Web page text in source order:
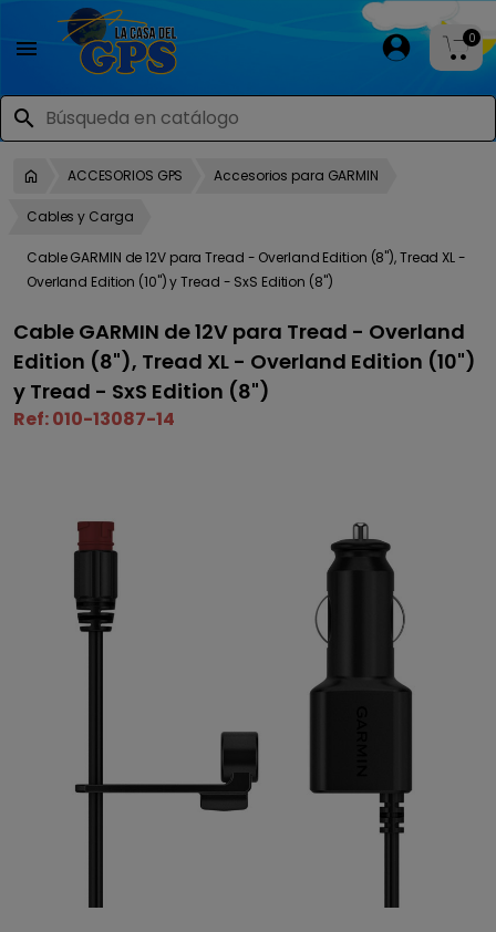

search
0
ACCESORIOS GPS Accesorios para GARMIN
Cables y Carga
Cable GARMIN de 12V para Tread - Overland Edition (8"), Tread XL -
Overland Edition (10") y Tread - SxS Edition (8")
Cable GARMIN de 12V para Tread - Overland
Edition (8"), Tread XL - Overland Edition (10")
y Tread - SxS Edition (8")
Ref:010-13087-14